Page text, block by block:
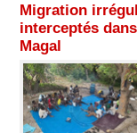
Migration
interceptés
Magal